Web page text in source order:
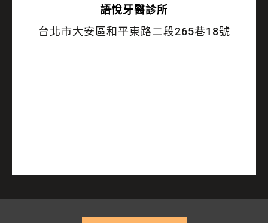
語悅牙醫診所
台北市大安區和平東路二段265巷18號